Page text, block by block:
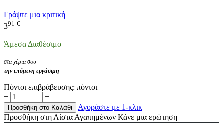
Γράψτε μια κριτική
391 €
Άμεσα Διαθέσιμο
στα χέρια σου
την επόμενη εργάσιμη
Πόντοι επιβράβευσης: πόντοι
+
−
Προσθήκη στο Καλάθι
Αγοράστε με 1-κλικ
Προσθήκη στη Λίστα Αγαπημένων Κάνε μια ερώτηση